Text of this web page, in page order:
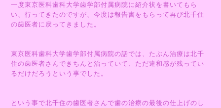
一度東京医科歯科大学歯学部付属病院に紹介状を書いてもら
い、行ってきたのですが、今度は報告書をもらって再び北千住
の歯医者に戻ってきました。
東京医科歯科大学歯学部付属病院の話では、たぶん治療は北千
住の歯医者さんできちんと治っていて、ただ違和感が残ってい
るだけだろうという事でした。
という事で北千住の歯医者さんで歯の治療の最後の仕上げのし